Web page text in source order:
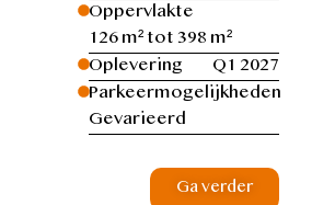
Oppervlakte
126 m² tot 398 m²
Oplevering
Q1 2027
Parkeermogelijkheden
Gevarieerd
Ga verder